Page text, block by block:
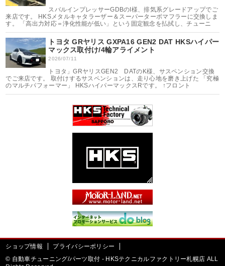
スバルインプレッサーGDBのI様、排気系グレードアップでご
来店です。 HKSメタルキャタラーザー＆スーパーターボマフラーに交換しま
す。 「高出力対応＝浄化性能が低い」という固定観念を払拭し、チューニ
トヨタ GRヤリス GXPA16 GEN2 DAT HKSハイパー
マックス取付け/4輪アライメント
2026/07/11
トヨタ」GRヤリスGEN2 DATのK様、サスペンション交換
でご来店です。 取付けするサスペンションは、走り心地を磨き上げた 「究極
のマルチパフォーマー」 HKSハイパーマックスRです。 ↑フロント
ショップ情報
プライバシーポリシー
© 自動車チューニング/パーツ取付 - HKSテクニカルファクトリー札幌店 ALL